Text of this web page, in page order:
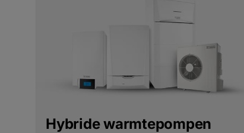
Hybride warmtepompen